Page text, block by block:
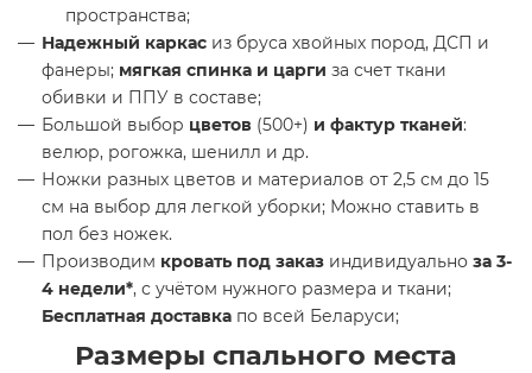
пространства;
Надежный каркас из бруса хвойных пород, ДСП и
фанеры; мягкая спинка и царги за счет ткани
обивки и ППУ в составе;
Большой выбор цветов (500+) и фактур тканей:
велюр, рогожка, шенилл и др.
Ножки разных цветов и материалов от 2,5 см до 15
см на выбор для легкой уборки; Можно ставить в
пол без ножек.
Производим кровать под заказ индивидуально за 3-
4 недели*, с учётом нужного размера и ткани;
Бесплатная доставка по всей Беларуси;
Размеры спального места